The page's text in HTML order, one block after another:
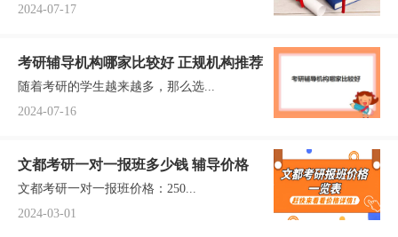
2024-07-17
考研辅导机构哪家比较好 正规机构推荐
随着考研的学生越来越多，那么选...
2024-07-16
文都考研一对一报班多少钱 辅导价格
文都考研一对一报班价格：250...
2024-03-01